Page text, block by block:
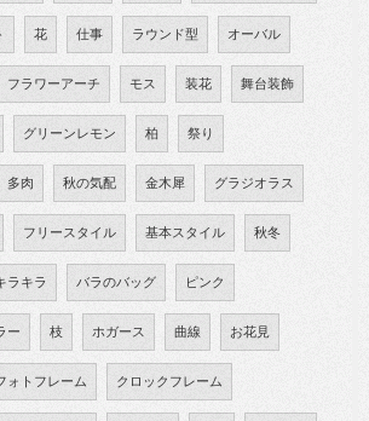
花 仕事 ラウンド型 オーバル
フラワーアーチ モス 装花 舞台装飾
グリーンレモン 柏 祭り
多肉 秋の気配 金木犀 グラジオラス
フリースタイル 基本スタイル 秋冬
ラキラ バラのバッグ ピンク
ー 枝 ホガース 曲線 お花見
ォトフレーム クロックフレーム